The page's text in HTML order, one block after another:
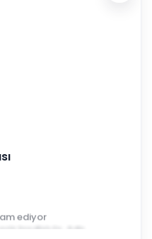
kredisiyle öde